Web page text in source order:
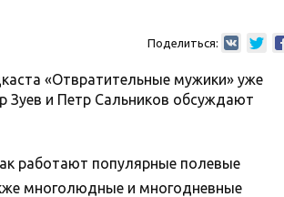
Поделиться:
«Отвратительные мужики» уже
Зуев и Петр Сальников обсуждают
работают популярные полевые
многолюдные и многодневные